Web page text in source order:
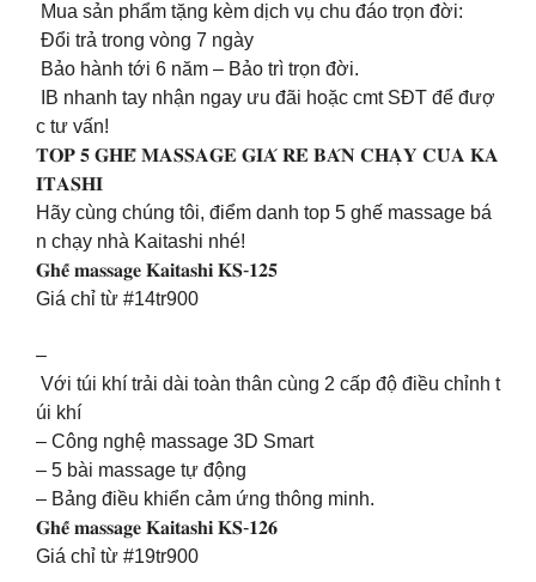
Mua sản phẩm tặng kèm dịch vụ chu đáo trọn đời:
Đổi trả trong vòng 7 ngày
Bảo hành tới 6 năm – Bảo trì trọn đời.
IB nhanh tay nhận ngay ưu đãi hoặc cmt SĐT để đượ
c tư vấn!
𝐓𝐎𝐏 𝟓 𝐆𝐇𝐄̂́ 𝐌𝐀𝐒𝐒𝐀𝐆𝐄 𝐆𝐈𝐀́ 𝐑𝐄̉ 𝐁𝐀́𝐍 𝐂𝐇𝐀̣𝐘 𝐂𝐔̉𝐀 𝐊𝐀
𝐈𝐓𝐀𝐒𝐇𝐈
Hãy cùng chúng tôi, điểm danh top 5 ghế massage bá
n chạy nhà Kaitashi nhé!
𝐆𝐡𝐞̂́ 𝐦𝐚𝐬𝐬𝐚𝐠𝐞 𝐊𝐚𝐢𝐭𝐚𝐬𝐡𝐢 𝐊𝐒-𝟏𝟐𝟓
Giá chỉ từ #14tr900
–
Với túi khí trải dài toàn thân cùng 2 cấp độ điều chỉnh t
úi khí
– Công nghệ massage 3D Smart
– 5 bài massage tự động
– Bảng điều khiển cảm ứng thông minh.
𝐆𝐡𝐞̂́ 𝐦𝐚𝐬𝐬𝐚𝐠𝐞 𝐊𝐚𝐢𝐭𝐚𝐬𝐡𝐢 𝐊𝐒-𝟏𝟐𝟔
Giá chỉ từ #19tr900